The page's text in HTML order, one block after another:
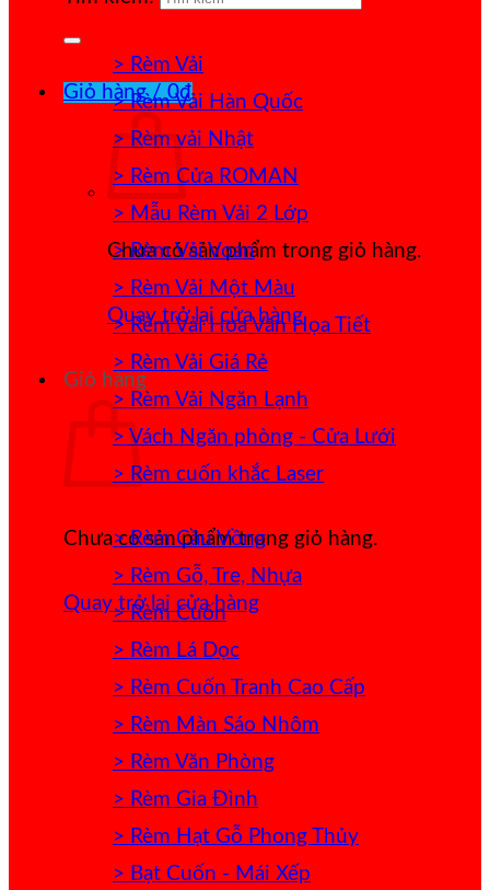
Giỏ hàng /0₫
Chưa có sản phẩm trong giỏ hàng.
Quay trở lại cửa hàng
Giỏ hàng
Chưa có sản phẩm trong giỏ hàng.
Quay trở lại cửa hàng
> Rèm Vải
> Rèm Vải Hàn Quốc
> Rèm vải Nhật
> Rèm Cửa ROMAN
> Mẫu Rèm Vải 2 Lớp
> Rèm Vải Voan
> Rèm Vải Một Màu
> Rèm Vải Hoa Văn Họa Tiết
> Rèm Vải Giá Rẻ
> Rèm Vải Ngăn Lạnh
> Vách Ngăn phòng - Cửa Lưới
> Rèm cuốn khắc Laser
> Rèm Cầu Vồng
> Rèm Gỗ, Tre, Nhựa
> Rèm Cuốn
> Rèm Lá Dọc
> Rèm Cuốn Tranh Cao Cấp
> Rèm Màn Sáo Nhôm
> Rèm Văn Phòng
> Rèm Gia Đình
> Rèm Hạt Gỗ Phong Thủy
> Bạt Cuốn - Mái Xếp